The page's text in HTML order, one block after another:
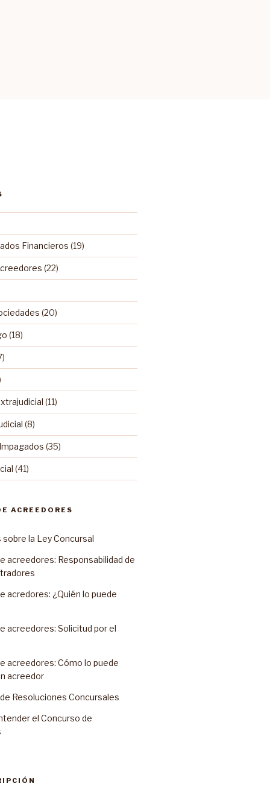
Financieros (19)
(22)
(20)
(18)
(11)
(8)
(35)
(41)
ACREEDORES
la Ley Concursal
acreedores: Responsabilidad de
acredores: ¿Quién lo puede
acreedores: Solicitud por el
acreedores: Cómo lo puede
acreedor
Resoluciones Concursales
el Concurso de